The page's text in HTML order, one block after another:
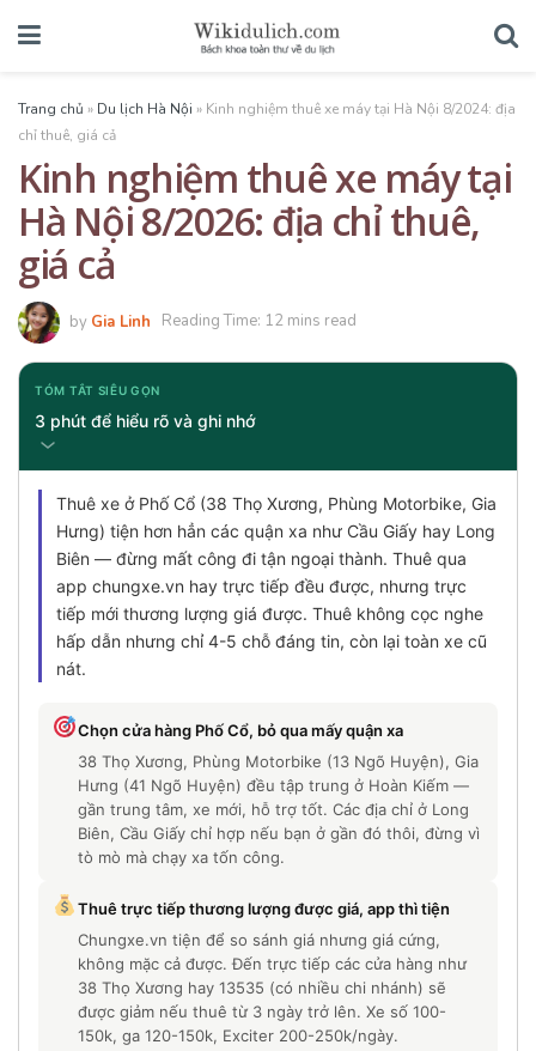
Trang chủ » Du lịch Hà Nội » Kinh nghiệm thuê xe máy tại Hà Nội 8/2024: địa
chỉ thuê, giá cả
Kinh nghiệm thuê xe máy tại
Hà Nội 8/2026: địa chỉ thuê,
giá cả
by Gia Linh Reading Time: 12 mins read
TÓM TẮT SIÊU GỌN
3 phút để hiểu rõ và ghi nhớ
Thuê xe ở Phố Cổ (38 Thọ Xương, Phùng Motorbike, Gia
Hưng) tiện hơn hẳn các quận xa như Cầu Giấy hay Long
Biên — đừng mất công đi tận ngoại thành. Thuê qua
app chungxe.vn hay trực tiếp đều được, nhưng trực
tiếp mới thương lượng giá được. Thuê không cọc nghe
hấp dẫn nhưng chỉ 4-5 chỗ đáng tin, còn lại toàn xe cũ
nát.
Chọn cửa hàng Phố Cổ, bỏ qua mấy quận xa
38 Thọ Xương, Phùng Motorbike (13 Ngõ Huyện), Gia
Hưng (41 Ngõ Huyện) đều tập trung ở Hoàn Kiếm —
gần trung tâm, xe mới, hỗ trợ tốt. Các địa chỉ ở Long
Biên, Cầu Giấy chỉ hợp nếu bạn ở gần đó thôi, đừng vì
tò mò mà chạy xa tốn công.
Thuê trực tiếp thương lượng được giá, app thì tiện
Chungxe.vn tiện để so sánh giá nhưng giá cứng,
không mặc cả được. Đến trực tiếp các cửa hàng như
38 Thọ Xương hay 13535 (có nhiều chi nhánh) sẽ
được giảm nếu thuê từ 3 ngày trở lên. Xe số 100-
150k, ga 120-150k, Exciter 200-250k/ngày.